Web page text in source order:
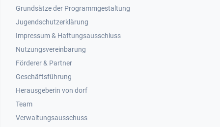
Grundsätze der Programmgestaltung
Jugendschutzerklärung
Impressum & Haftungsausschluss
Nutzungsvereinbarung
Footer 2
Förderer & Partner
Geschäftsführung
Herausgeberin von dorf
Team
Verwaltungsausschuss